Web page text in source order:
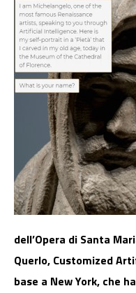
dell’Opera di Santa
Querlo, Customized
base a New York, che